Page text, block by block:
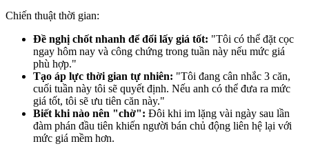
Chiến thuật thời gian:
Đề nghị chốt nhanh để đổi lấy giá tốt: "Tôi có thể đặt cọc
ngay hôm nay và công chứng trong tuần này nếu mức giá
phù hợp."
Tạo áp lực thời gian tự nhiên: "Tôi đang cân nhắc 3 căn,
cuối tuần này tôi sẽ quyết định. Nếu anh có thể đưa ra mức
giá tốt, tôi sẽ ưu tiên căn này."
Biết khi nào nên "chờ": Đôi khi im lặng vài ngày sau lần
đàm phán đầu tiên khiến người bán chủ động liên hệ lại với
mức giá mềm hơn.